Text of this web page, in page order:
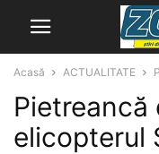
Acasă ACTUALITATE
Pietreancă
elicopterul